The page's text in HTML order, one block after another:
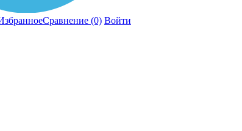
Сравнение (0) Войти